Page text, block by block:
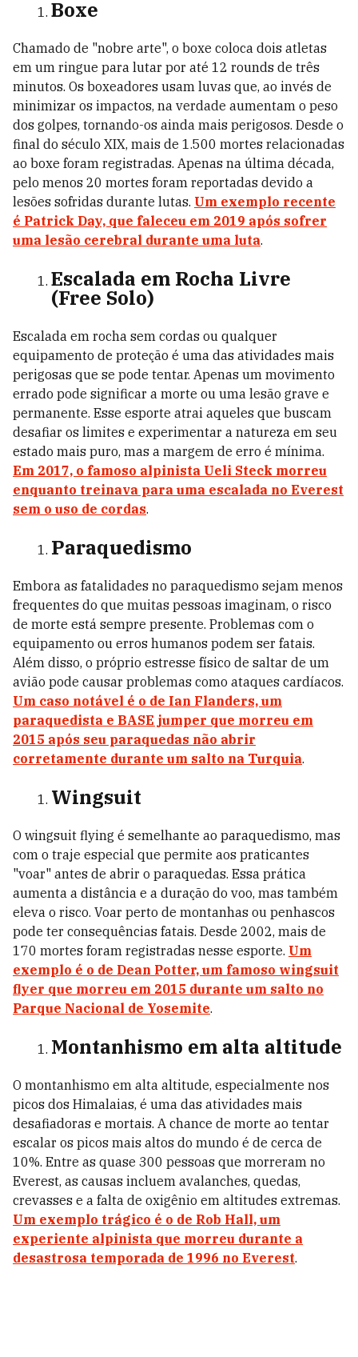
Boxe
Chamado de "nobre arte", o boxe coloca dois atletas
em um ringue para lutar por até 12 rounds de três
minutos. Os boxeadores usam luvas que, ao invés de
minimizar os impactos, na verdade aumentam o peso
dos golpes, tornando-os ainda mais perigosos. Desde o
final do século XIX, mais de 1.500 mortes relacionadas
ao boxe foram registradas. Apenas na última década,
pelo menos 20 mortes foram reportadas devido a
lesões sofridas durante lutas. Um exemplo recente
é Patrick Day, que faleceu em 2019 após sofrer
uma lesão cerebral durante uma luta.
Escalada em Rocha Livre
(Free Solo)
Escalada em rocha sem cordas ou qualquer
equipamento de proteção é uma das atividades mais
perigosas que se pode tentar. Apenas um movimento
errado pode significar a morte ou uma lesão grave e
permanente. Esse esporte atrai aqueles que buscam
desafiar os limites e experimentar a natureza em seu
estado mais puro, mas a margem de erro é mínima.
Em 2017, o famoso alpinista Ueli Steck morreu
enquanto treinava para uma escalada no Everest
sem o uso de cordas.
Paraquedismo
Embora as fatalidades no paraquedismo sejam menos
frequentes do que muitas pessoas imaginam, o risco
de morte está sempre presente. Problemas com o
equipamento ou erros humanos podem ser fatais.
Além disso, o próprio estresse físico de saltar de um
avião pode causar problemas como ataques cardíacos.
Um caso notável é o de Ian Flanders, um
paraquedista e BASE jumper que morreu em
2015 após seu paraquedas não abrir
corretamente durante um salto na Turquia.
Wingsuit
O wingsuit flying é semelhante ao paraquedismo, mas
com o traje especial que permite aos praticantes
"voar" antes de abrir o paraquedas. Essa prática
aumenta a distância e a duração do voo, mas também
eleva o risco. Voar perto de montanhas ou penhascos
pode ter consequências fatais. Desde 2002, mais de
170 mortes foram registradas nesse esporte. Um
exemplo é o de Dean Potter, um famoso wingsuit
flyer que morreu em 2015 durante um salto no
Parque Nacional de Yosemite.
Montanhismo em alta altitude
O montanhismo em alta altitude, especialmente nos
picos dos Himalaias, é uma das atividades mais
desafiadoras e mortais. A chance de morte ao tentar
escalar os picos mais altos do mundo é de cerca de
10%. Entre as quase 300 pessoas que morreram no
Everest, as causas incluem avalanches, quedas,
crevasses e a falta de oxigênio em altitudes extremas.
Um exemplo trágico é o de Rob Hall, um
experiente alpinista que morreu durante a
desastrosa temporada de 1996 no Everest.